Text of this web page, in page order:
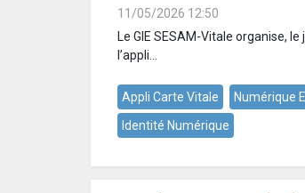
11/05/2026 12:50
Le GIE SESAM-Vitale organise,
l’appli...
Appli Carte Vitale Numérique
Identité Numérique